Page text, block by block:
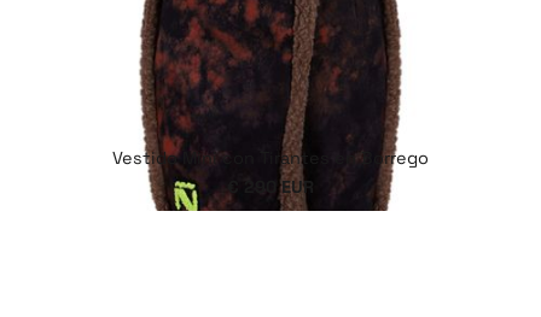
Vestido Mini con Tirantes en Borrego
€ 290 EUR